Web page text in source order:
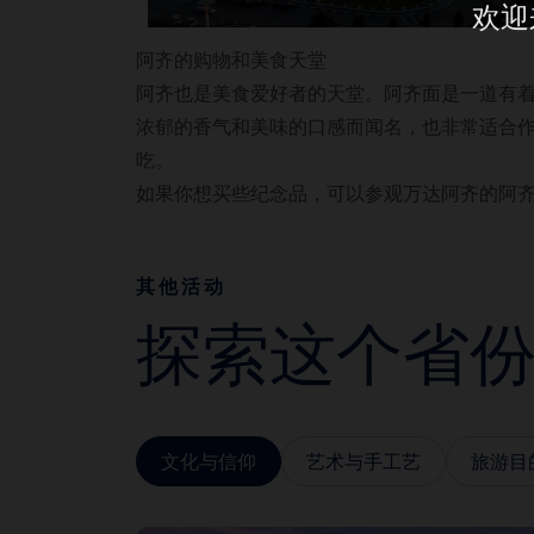
欢
阿齐的购物和美食天堂
阿齐也是美食爱好者的天堂。阿齐面是一道
浓郁的香气和美味的口感而闻名，也非常适
吃。
如果你想买些纪念品，可以参观万达阿齐的阿
其他活动
探索这个省
文化与信仰 艺术与手工艺 旅游目